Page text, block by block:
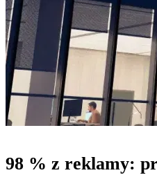
98 % z reklamy: